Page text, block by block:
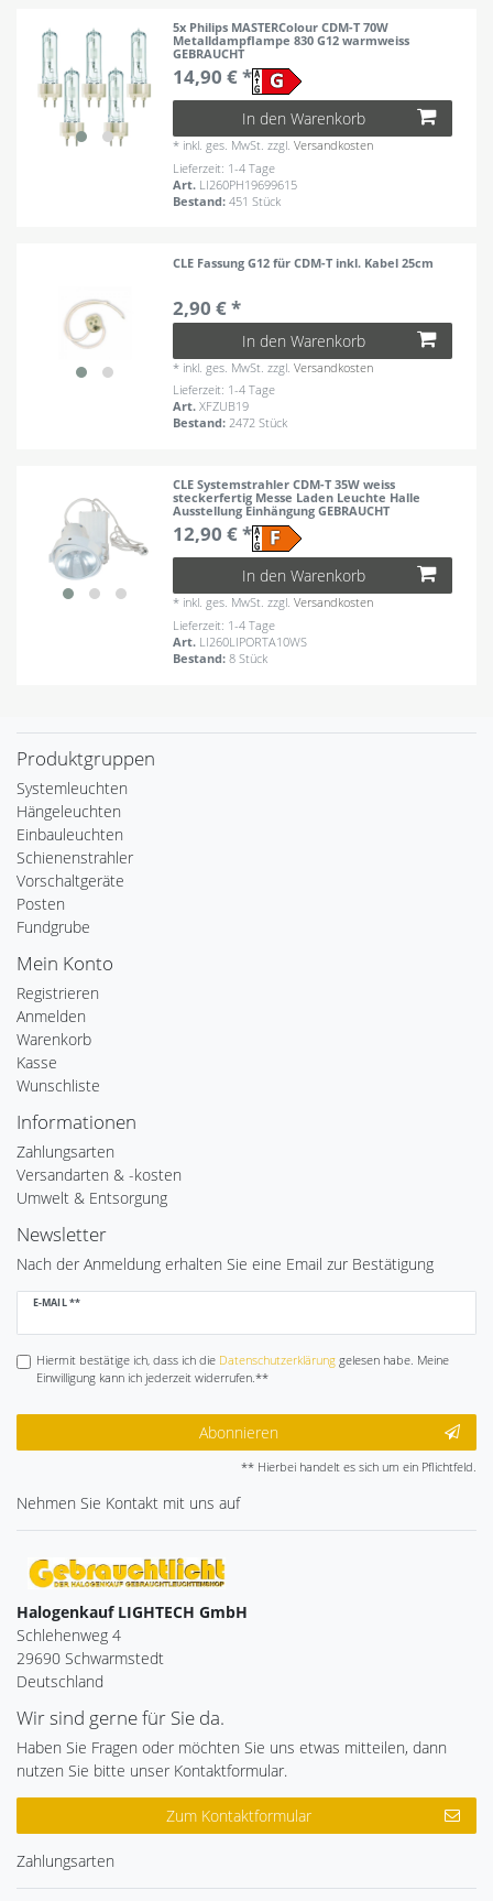
5x Philips MASTERColour CDM-T 70W
Metalldampflampe 830 G12 warmweiss
GEBRAUCHT
14,90 € *
In den Warenkorb
* inkl. ges. MwSt. zzgl.Versandkosten
Lieferzeit: 1-4 Tage
Art. LI260PH19699615
Bestand:451 Stück
CLE Fassung G12 für CDM-T inkl. Kabel 25cm
2,90 € *
In den Warenkorb
* inkl. ges. MwSt. zzgl.Versandkosten
Lieferzeit: 1-4 Tage
Art.XFZUB19
Bestand:2472 Stück
CLE Systemstrahler CDM-T 35W weiss
steckerfertig Messe Laden Leuchte Halle
Ausstellung Einhängung GEBRAUCHT
12,90 € *
In den Warenkorb
* inkl. ges. MwSt. zzgl.Versandkosten
Lieferzeit: 1-4 Tage
Art. LI260LIPORTA10WS
Bestand:8 Stück
Produktgruppen
Systemleuchten
Hängeleuchten
Einbauleuchten
Schienenstrahler
Vorschaltgeräte
Posten
Fundgrube
Mein Konto
Registrieren
Anmelden
Warenkorb
Kasse
Wunschliste
Informationen
Zahlungsarten
Versandarten & -kosten
Umwelt & Entsorgung
Newsletter
Nach der Anmeldung erhalten Sie eine Email zur Bestätigung
E-MAIL **
Newsletter
Hiermit bestätige ich, dass ich die Daten­schutz­erklärunggelesen habe. Meine
Einwilligung kann ich jederzeit widerrufen.**
Abonnieren
** Hierbei handelt es sich um ein Pflichtfeld.
Nehmen Sie Kontakt mit uns auf
Halogenkauf LIGHTECH GmbH
Schlehenweg 4
29690 Schwarmstedt
Deutschland
Wir sind gerne für Sie da.
Haben Sie Fragen oder möchten Sie uns etwas mitteilen, dann
nutzen Sie bitte unser Kontaktformular.
Zum Kontaktformular
Zahlungsarten